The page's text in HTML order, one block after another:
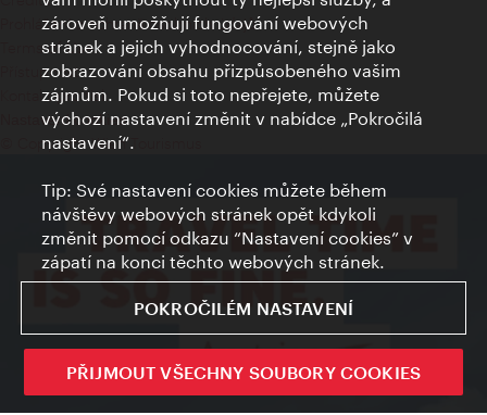
Prohlášení o ochraně osobních údajů
Terms of Use
Přístupnost
Kontakt pro tisk
Nastavení cookies
© Copyright Wien Tourismus
zároveň umožňují fungování webových
stránek a jejich vyhodnocování, stejně jako
zobrazování obsahu přizpůsobeného vašim
zájmům. Pokud si toto nepřejete, můžete
výchozí nastavení změnit v nabídce „Pokročilá
nastavení“.
Tip: Své nastavení cookies můžete během
návštěvy webových stránek opět kdykoli
změnit pomocí odkazu “Nastavení cookies” v
zápatí na konci těchto webových stránek.
POKROČILÉM NASTAVENÍ
PŘIJMOUT VŠECHNY SOUBORY COOKIES